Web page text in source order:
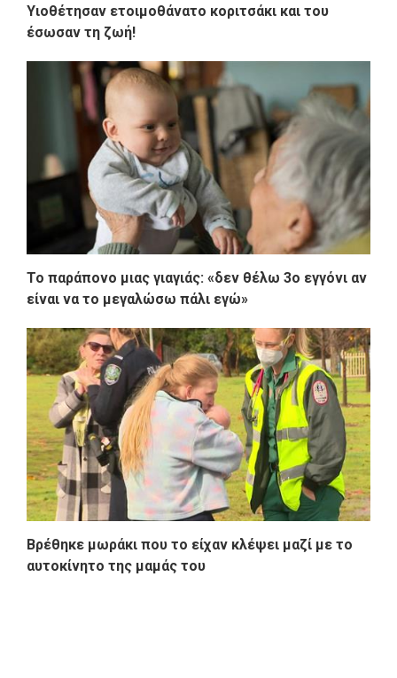
Υιοθέτησαν ετοιμοθάνατο κοριτσάκι και του
έσωσαν τη ζωή!
Το παράπονο μιας γιαγιάς: «δεν θέλω 3ο εγγόνι αν
είναι να το μεγαλώσω πάλι εγώ»
Βρέθηκε μωράκι που το είχαν κλέψει μαζί με το
αυτοκίνητο της μαμάς του